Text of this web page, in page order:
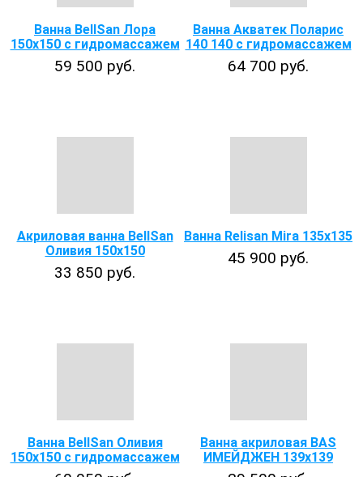
Ванна BellSan Лора
150х150 с гидромассажем
59 500 руб.
Ванна Акватек Поларис
140 140 с гидромассажем
64 700 руб.
Акриловая ванна BellSan
Оливия 150х150
33 850 руб.
Ванна Relisan Mira 135х135
45 900 руб.
Ванна BellSan Оливия
150x150 с гидромассажем
Ванна акриловая BAS
ИМЕЙДЖЕН 139х139